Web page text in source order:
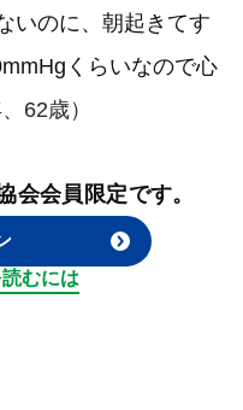
いのに、朝起きてす
くらいなので心
62歳）
会会員限定です。
むには